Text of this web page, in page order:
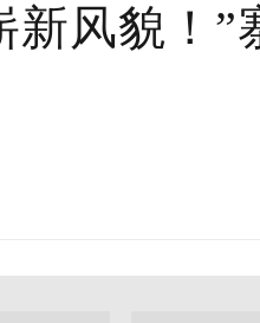
新风貌！